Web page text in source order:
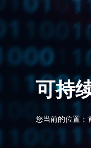
可持
您当前的位置：